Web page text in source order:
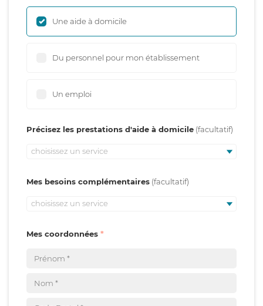
Une aide à domicile
Du personnel pour mon établissement
Un emploi
Précisez les prestations d'aide à domicile
choisissez un service
Mes besoins complémentaires
choisissez un service
Mes coordonnées